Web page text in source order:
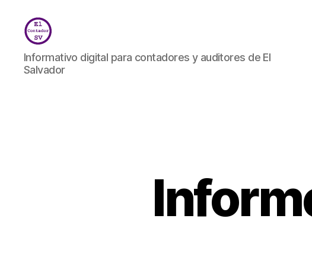
El
Contador
SV
Informativo digital para contadores y auditores de El
Salvador